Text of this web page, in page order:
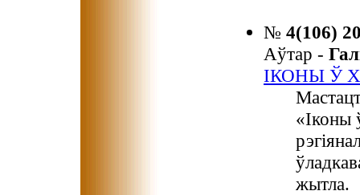
№ 4(106)
Аўтар -
ІКОНЫ Ў
«Іконы
жытла.